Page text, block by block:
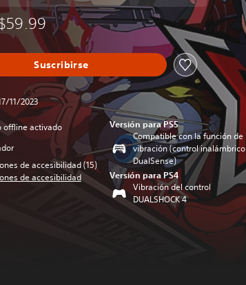
Suscribirse
11/2023
offline activado
de accesibilidad (15)
de accesibilidad
Versión para PS5
Compatible con la función de
vibración (control inalámbrico
DualSense)
Versión para PS4
Vibración del control
DUALSHOCK 4